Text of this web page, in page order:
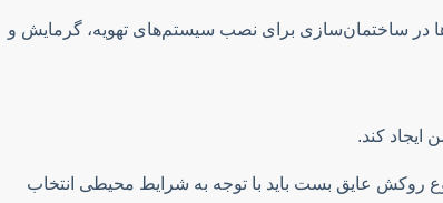
ساختمان‌سازی برای نصب سیستم‌های تهویه، گرمایش و
ایجاد کند.
روکش عایق بست باید با توجه به شرایط محیطی انتخاب